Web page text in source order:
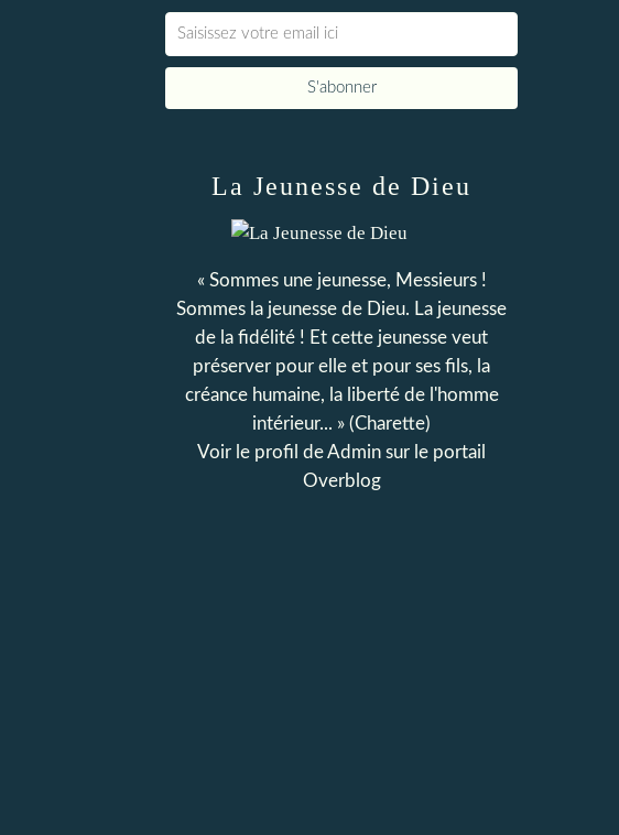
La Jeunesse de Dieu
« Sommes une jeunesse, Messieurs !
Sommes la jeunesse de Dieu. La jeunesse
de la fidélité ! Et cette jeunesse veut
préserver pour elle et pour ses fils, la
créance humaine, la liberté de l'homme
intérieur... » (Charette)
Voir le profil deAdmin sur le portail
Overblog